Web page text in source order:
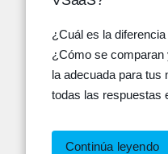
¿Cuál es la
¿Cómo se comparan
la adecuada para tus
todas las respuestas
Continúa leyendo